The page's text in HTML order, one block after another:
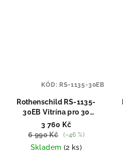
Rothenschild RS-1135-
30EB Vitrína pro 30
hodinek
3 760 Kč
6 990 Kč
(–46 %)
Skladem (2 ks)
KÓD: RS-1135-30EB